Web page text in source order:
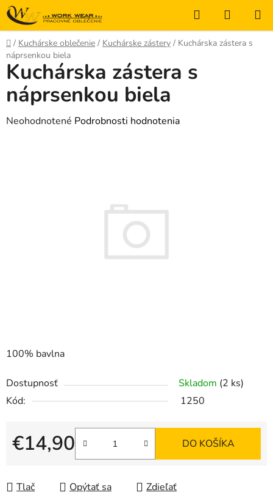
Prejsť
na
obsah
Hľadať
KOŠÍK
Domov
/ Kuchárske oblečenie / Kuchárske zástery / Kuchárska zástera s
náprsenkou biela
100% bavlna
Dostupnosť Skladom (2 ks)
Kód:
1250
€14,90
Jednotková cena:
DO KOŠÍKA
Tlač Opýtať sa Zdieľať
Kuchárska zástera s
náprsenkou biela
Priemerné
Neohodnotené Podrobnosti hodnotenia